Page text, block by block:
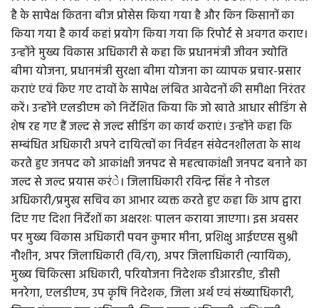
है के सापेक्ष कितना बीज प्रोसेस किया गया है और किन किसानों का
किया गया है कार्य कहां प्रयोग किया गया कि रिपोर्ट से अवगत कराए।
उन्होंने मुख्य विकास अधिकारी से कहा कि प्रधानमंत्री जीवन ज्योति
बीमा योजना, प्रधानमंत्री सुरक्षा बीमा योजना का व्यापक प्रचार-प्रसार
कराएं एवं किए गए दावों के सापेक्ष लंबित आवेदनों की समीक्षा निरंतर
करें। उन्होंने एलडीएम को निर्देशित किया कि जो खाते आधार सीडिंग से
शेष रह गए हैं जल्द से जल्द सीडिंग का कार्य कराएं। उन्होंने कहा कि
सम्बंधित अधिकारी अपने दायित्वों का निर्वहन संवेदनशीलता के साथ
करते हुए जनपद को आकांक्षी जनपद से महत्वाकांक्षी जनपद बनाने का
जल्द से जल्द प्रयास करंे। जिलाधिकारी रविन्द्र सिंह ने नोडल
अधिकारी/प्रमुख सचिव का आभार व्यक्त करते हुए कहा कि आप द्वारा
दिए गए दिशा निर्देशों का अक्षरशः पालन कराया जाएगा। इस अवसर
पर मुख्य विकास अधिकारी पवन कुमार मीना, प्रशिक्षु आईएएस सुश्री
नौशीन, अपर जिलाधिकारी (वि/रा), अपर जिलाधिकारी (न्यायिक),
मुख्य चिकित्सा अधिकारी, परियोजना निदेशक डीआरडीए, डीसी
मनरेगा, एलडीएम, उप कृषि निदेशक, जिला अर्थ एवं संख्याधिकारी,